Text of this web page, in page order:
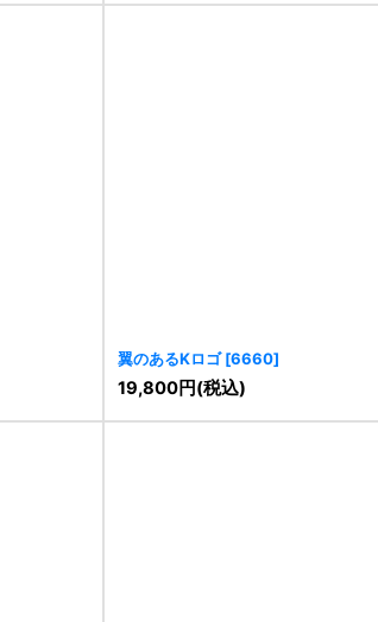
翼のあるKロゴ [6660]
19,800円(税込)